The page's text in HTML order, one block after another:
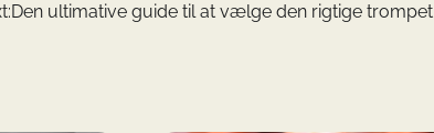
Den ultimative guide til at vælge den rigtige trompet